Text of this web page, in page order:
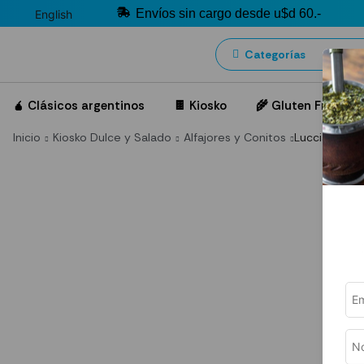
English Envíos sin cargo desde u$d 60.-
Categorías
🧉 Clásicos argentinos 🍫 Kiosko 🌾 Gluten Free
Inicio Kiosko Dulce y Salado Alfajores y Conitos Luccianos